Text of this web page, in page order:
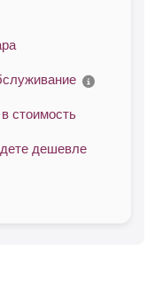
стоимость
дешевле